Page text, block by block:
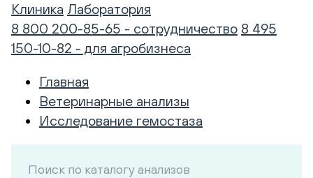
Клиника Лаборатория
8 800 200-85-65 - сотрудничество 8 495
150-10-82 - для агробизнеса
Главная
Ветеринарные анализы
Исследование гемостаза